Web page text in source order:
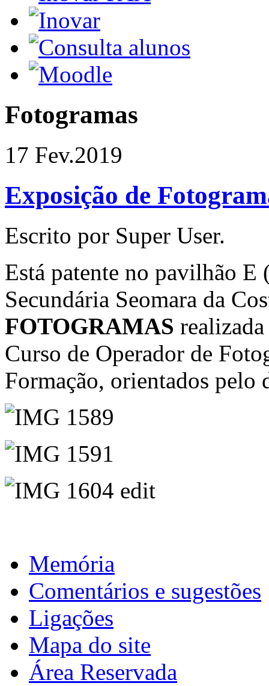
Fotogramas
17 Fev.2019
Exposição de
Escrito por Super User.
Está patente no pavilhão
Secundária Seomara da
FOTOGRAMAS
Curso de Operador de
Formação, orientados pelo
Memória
Comentários e sugestões
Ligações
Mapa do site
Área Reservada